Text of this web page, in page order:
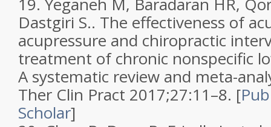
Dastgiri S.. The effectiveness of
acupressure and chiropractic
treatment of chronic nonspecific
A systematic review and meta-
Ther Clin Pract 2017;27:11–8. [
Scholar]